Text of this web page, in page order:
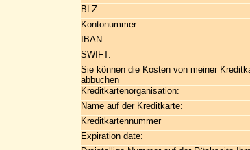
BLZ:
Kontonummer:
IBAN:
SWIFT:
Sie können die Kosten von meiner
abbuchen
Kreditkartenorganisation:
Name auf der Kreditkarte:
Kreditkartennummer
Expiration date: